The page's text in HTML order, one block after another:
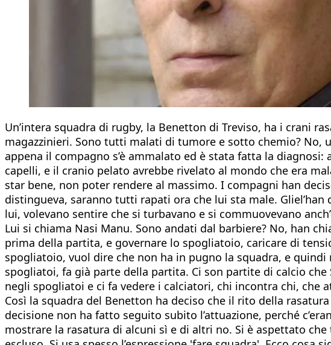
Un’intera squadra di rugby, la Benetton di Treviso, ha i crani
magazzinieri. Sono tutti malati di tumore e sotto chemio? No,
appena il compagno s’è ammalato ed è stata fatta la
capelli, e il cranio pelato avrebbe rivelato al mondo che era
star bene, non poter rendere al massimo. I compagni han
distingueva, saranno tutti rapati ora che lui sta male.
lui, volevano sentire che si turbavano e si commuovevano
Lui si chiama Nasi Manu. Sono andati dal barbiere? No, han
prima della partita, e governare lo spogliatoio, caricare di
spogliatoio, vuol dire che non ha in pugno la squadra, e
spogliatoi, fa già parte della partita. Ci son partite di calcio
negli spogliatoi e ci fa vedere i calciatori, chi incontra chi, che
Così la squadra del Benetton ha deciso che il rito della
decisione non ha fatto seguito subito l’attuazione, perché
mostrare la rasatura di alcuni sì e di altri no. Si è aspettato